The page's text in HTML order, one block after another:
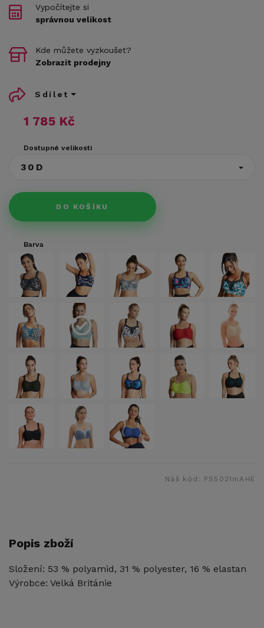
1 785 Kč
Dostupné velikosti
30D
DO KOŠÍKU
Vypočítejte si
správnou velikost
Kde můžete vyzkoušet?
Zobrazit prodejny
Sdílet
Barva
Náš kód: PS5021mAHE
Popis zboží
Složení: 53 % polyamid, 31 % polyester, 16 % elastan
Výrobce: Velká Británie